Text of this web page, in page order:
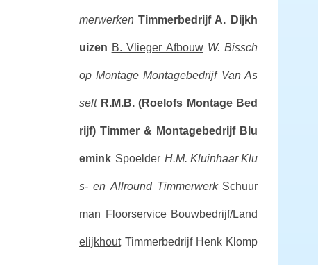
merwerken Timmerbedrijf A. Dijkh
uizen B. Vlieger Afbouw W. Bissch
op Montage Montagebedrijf Van As
selt R.M.B. (Roelofs Montage Bed
rijf) Timmer & Montagebedrijf Blu
emink Spoelder H.M. Kluinhaar Klu
s- en Allround Timmerwerk Schuur
man Floorservice Bouwbedrijf/Land
elijkhout Timmerbedrijf Henk Klomp